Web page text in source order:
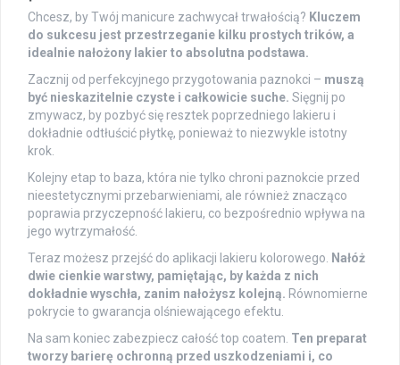
Chcesz, by Twój manicure zachwycał trwałością? Kluczem
do sukcesu jest przestrzeganie kilku prostych trików, a
idealnie nałożony lakier to absolutna podstawa.
Zacznij od perfekcyjnego przygotowania paznokci – muszą
być nieskazitelnie czyste i całkowicie suche. Sięgnij po
zmywacz, by pozbyć się resztek poprzedniego lakieru i
dokładnie odtłuścić płytkę, ponieważ to niezwykle istotny
krok.
Kolejny etap to baza, która nie tylko chroni paznokcie przed
nieestetycznymi przebarwieniami, ale również znacząco
poprawia przyczepność lakieru, co bezpośrednio wpływa na
jego wytrzymałość.
Teraz możesz przejść do aplikacji lakieru kolorowego. Nałóż
dwie cienkie warstwy, pamiętając, by każda z nich
dokładnie wyschła, zanim nałożysz kolejną. Równomierne
pokrycie to gwarancja olśniewającego efektu.
Na sam koniec zabezpiecz całość top coatem. Ten preparat
tworzy barierę ochronną przed uszkodzeniami i, co